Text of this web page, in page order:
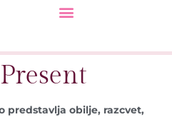
predstavlja obilje, razcvet,